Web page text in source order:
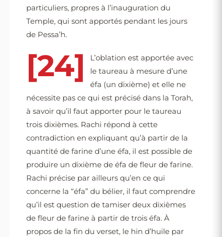
particuliers, propres à l’inauguration du
Temple, qui sont apportés pendant les jours
de Pessa’h.
[24]
L’oblation est apportée avec
le taureau à mesure d’une
éfa (un dixième) et elle ne
nécessite pas ce qui est précisé dans la Torah,
à savoir qu’il faut apporter pour le taureau
trois dixièmes. Rachi répond à cette
contradiction en expliquant qu’à partir de la
quantité de farine d’une éfa, il est possible de
produire un dixième de éfa de fleur de farine.
Rachi précise par ailleurs qu’en ce qui
concerne la “éfa” du bélier, il faut comprendre
qu’il est question de tamiser deux dixièmes
de fleur de farine à partir de trois éfa. À
propos de la fin du verset, le hin d’huile par